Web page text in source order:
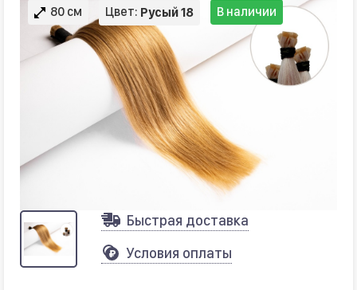
80 см Цвет: Русый 18 В наличии
Быстрая доставка
Условия оплаты